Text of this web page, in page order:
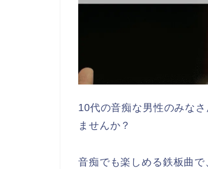
10代の音痴な男性のみな
ませんか？
音痴でも楽しめる鉄板曲